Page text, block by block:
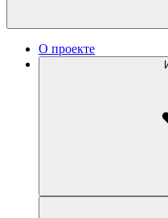
О проекте